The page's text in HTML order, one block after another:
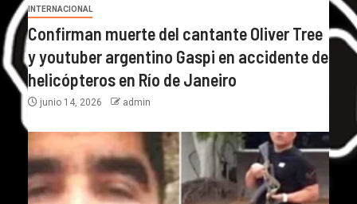
INTERNACIONAL
Confirman muerte del cantante Oliver Tree
y youtuber argentino Gaspi en accidente de
helicópteros en Río de Janeiro
junio 14, 2026 admin